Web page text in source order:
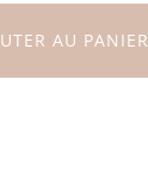
AU PANIER